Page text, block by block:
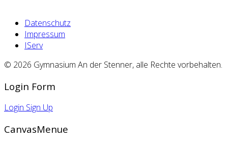
Datenschutz
Impressum
IServ
© 2026 Gymnasium An der Stenner, alle Rechte vorbehalten.
Login Form
Login Sign Up
CanvasMenue